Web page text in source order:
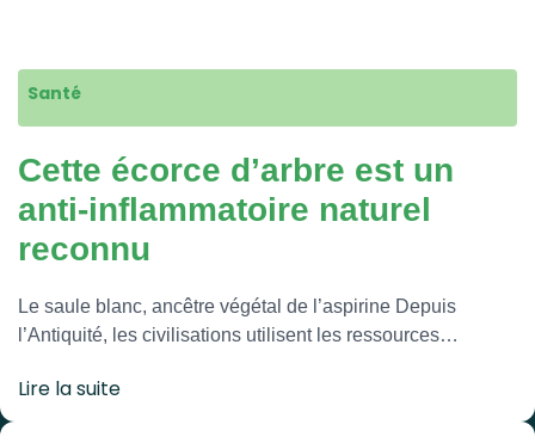
Santé
Cette écorce d’arbre est un
anti-inflammatoire naturel
reconnu
Le saule blanc, ancêtre végétal de l’aspirine Depuis
l’Antiquité, les civilisations utilisent les ressources…
Lire la suite